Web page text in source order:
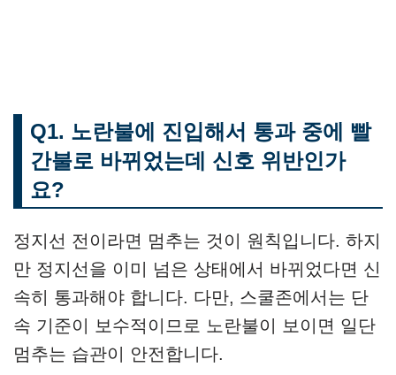
Q1. 노란불에 진입해서 통과 중에 빨
간불로 바뀌었는데 신호 위반인가
요?
정지선 전이라면 멈추는 것이 원칙입니다. 하지
만 정지선을 이미 넘은 상태에서 바뀌었다면 신
속히 통과해야 합니다. 다만, 스쿨존에서는 단
속 기준이 보수적이므로 노란불이 보이면 일단
멈추는 습관이 안전합니다.